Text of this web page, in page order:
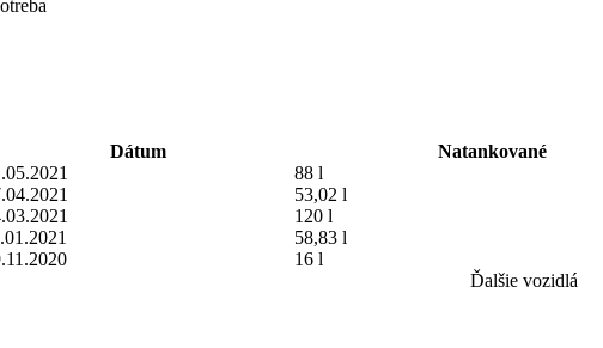
Dátum
Natankované
88 l
53,02 l
120 l
58,83 l
16 l
Ďalšie vozidlá